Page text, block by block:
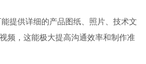
能提供详细的产品图纸、照片、技术文
频，这能极大提高沟通效率和制作准